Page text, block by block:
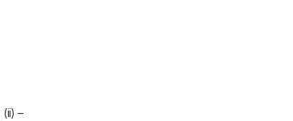
(ii) –